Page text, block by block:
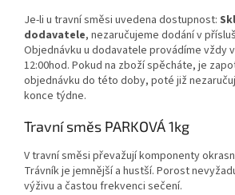
Je-li u travní směsi uvedena dostupnost:
dodavatele, nezaručujeme dodání v
Objednávku u dodavatele provádíme vždy
12:00hod. Pokud na zboží spěcháte, je
objednávku do této doby, poté již
konce týdne.
Travní směs PARKOVÁ 1kg
V travní směsi převažují komponenty
Trávník je jemnější a hustší. Porost
výživu a častou frekvenci sečení.